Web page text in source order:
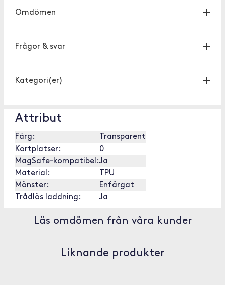
Omdömen
Frågor & svar
Kategori(er)
Attribut
Färg:
Transparent
Kortplatser:
0
MagSafe-kompatibel:Ja
Material:
TPU
Mönster:
Enfärgat
Trådlös laddning:
Ja
Läs omdömen från våra kunder
Liknande produkter